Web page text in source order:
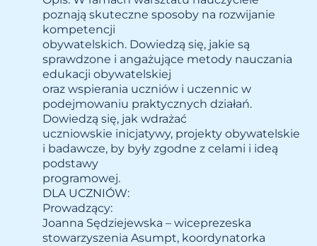
poznają skuteczne sposoby na rozwijanie
kompetencji
obywatelskich. Dowiedzą się, jakie są
sprawdzone i angażujące metody nauczania
edukacji obywatelskiej
oraz wspierania uczniów i uczennic w
podejmowaniu praktycznych działań.
Dowiedzą się, jak wdrażać
uczniowskie inicjatywy, projekty obywatelskie
i badawcze, by były zgodne z celami i ideą
podstawy
programowej.
DLA UCZNIÓW:
Prowadzący:
Joanna Sędziejewska – wiceprezeska
stowarzyszenia Asumpt, koordynatorka